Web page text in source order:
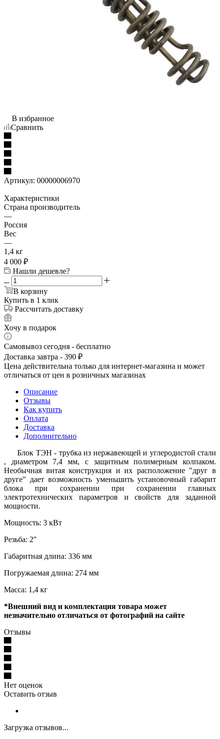
В избранное
Сравнить
Артикул: 00000006970
Характеристики
Страна производитель
—
Россия
Вес
—
1,4 кг
4 000 ₽
Нашли дешевле?
В корзину
Купить в 1 клик
Рассчитать доставку
Хочу в подарок
Самовывоз сегодня - бесплатно
Доставка завтра - 390 ₽
Цена действительна только для интернет-магазина и может
отличаться от цен в розничных магазинах
Описание
Отзывы
Как купить
Оплата
Доставка
Дополнительно
Блок ТЭН - трубка из нержавеющей и углеродистой стали
, диаметром 7,4 мм, с защитным полимерным колпаком.
Необычная витая конструкция и их расположение "друг в
друге" дает возможность уменьшить установочный габарит
блока при сохранении при сохранении главных
электротехнических параметров и свойств для заданной
мощности.
Мощность: 3 кВт
Резьба: 2"
Габаритная длина: 336 мм
Погружаемая длина: 274 мм
Масса: 1,4 кг
*Внешний вид и комплектация товара может
незначительно отличаться от фотографий на сайте
Отзывы
Нет оценок
Оставить отзыв
Загрузка отзывов...